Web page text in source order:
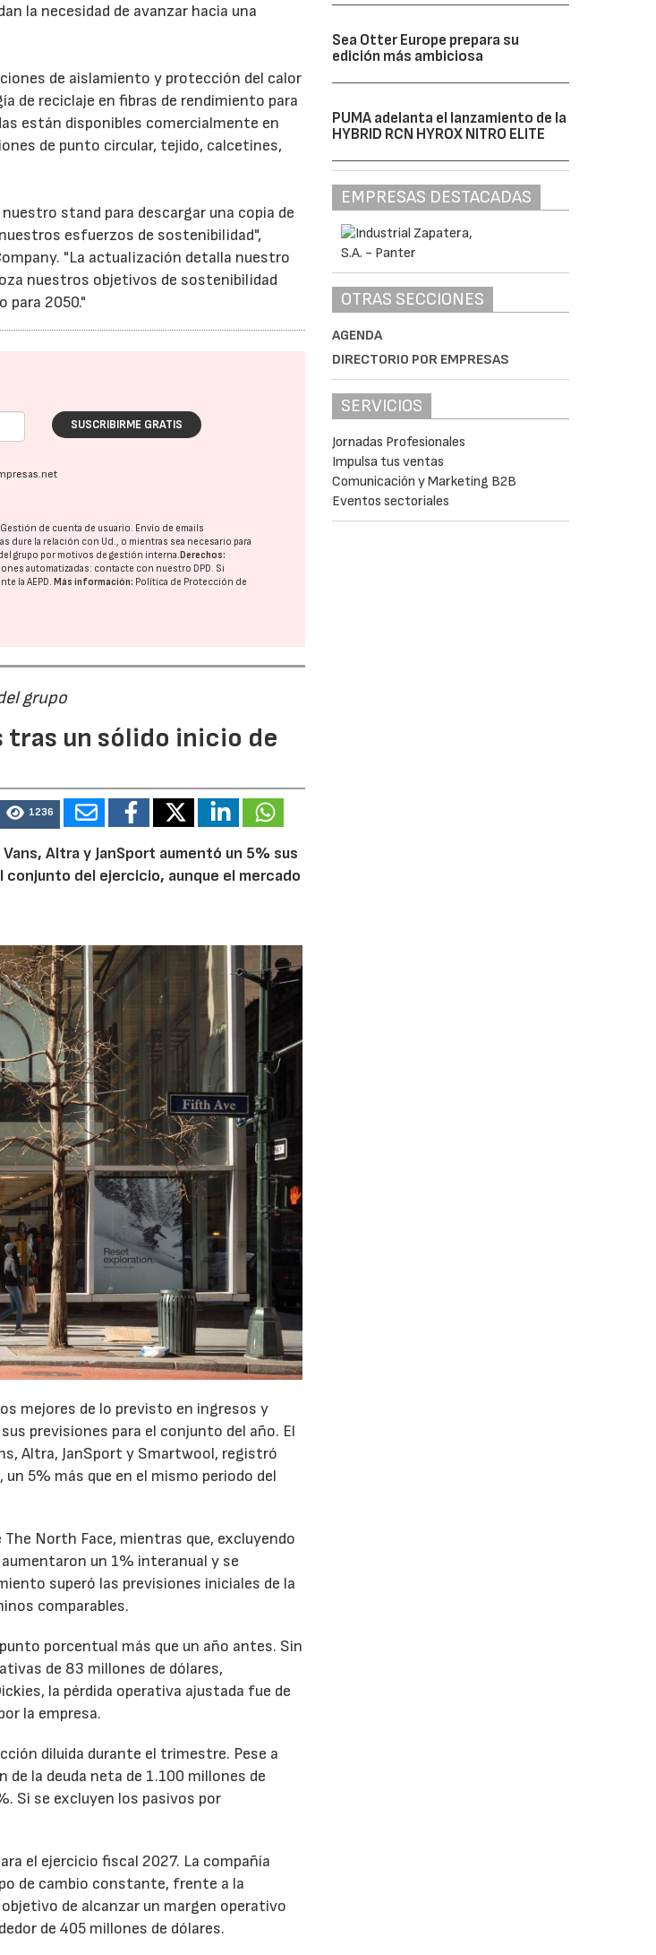
la necesidad de avanzar hacia una
de aislamiento y protección del calor
de reciclaje en fibras de rendimiento para
están disponibles comercialmente en
de punto circular, tejido, calcetines,
stand para descargar una copia de
esfuerzos de sostenibilidad",
"La actualización detalla nuestro
nuestros objetivos de sostenibilidad
para 2050."
SUSCRIBIRME GRATIS
de cuenta de usuario. Envío de emails
dure la relación con Ud., o mientras sea necesario para
grupo por motivos de gestión interna. Derechos:
automatizadas: contacte con nuestro DPD. Si
laAEPD. Más información: Política de Protección de
grupo
tras un sólido inicio de
1236
Altra y JanSport aumentó un 5% sus
del ejercicio, aunque el mercado
mejores de lo previsto en ingresos y
previsiones para el conjunto del año. El
Altra, JanSport y Smartwool, registró
5% más que en el mismo periodo del
North Face, mientras que, excluyendo
un 1% interanual y se
superó las previsiones iniciales de la
comparables.
porcentual más que un año antes. Sin
de 83 millones de dólares,
la pérdida operativa ajustada fue de
la empresa.
diluida durante el trimestre. Pese a
de la deuda neta de 1.100 millones de
Si se excluyen los pasivos por
el ejercicio fiscal 2027. La compañía
de cambio constante, frente a la
de alcanzar un margen operativo
de 405 millones de dólares.
Sea Otter Europe prepara su
edición más ambiciosa
PUMA adelanta el lanzamiento de la
HYBRID RCN HYROX NITRO ELITE
EMPRESAS DESTACADAS
OTRAS SECCIONES
AGENDA
DIRECTORIO POR EMPRESAS
SERVICIOS
Jornadas Profesionales
Impulsa tus ventas
Comunicación y Marketing B2B
Eventos sectoriales